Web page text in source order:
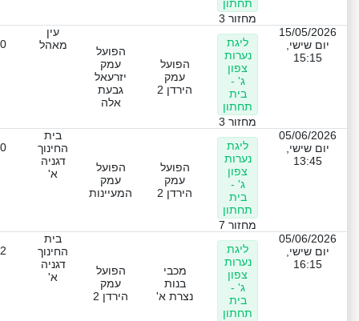
תחתון
מחזור 3
15/05/2026
יום שישי,
15:15
ליגת
נערות
צפון
ג' -
בית
תחתון
מחזור 3
הפועל
עמק
הירדן 2
הפועל
עמק
יזרעאל
גבעת
אלה
עין
מאהל
05/06/2026
יום שישי,
13:45
ליגת
נערות
צפון
ג' -
בית
תחתון
מחזור 7
הפועל
עמק
הירדן 2
הפועל
עמק
המעיינות
בית
החינוך
דגניה
א'
05/06/2026
יום שישי,
16:15
ליגת
נערות
צפון
ג' -
בית
תחתון
מכבי
בנות
נצרת א'
הפועל
עמק
הירדן 2
בית
החינוך
דגניה
א'